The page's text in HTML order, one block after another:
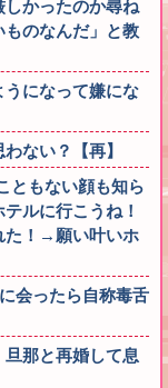
かったのか尋ね
のなんだ」と教
になって嫌にな
ない？【再】
ともない顔も知ら
ルに行こうね！
た！→願い叶いホ
会ったら自称毒舌
那と再婚して息